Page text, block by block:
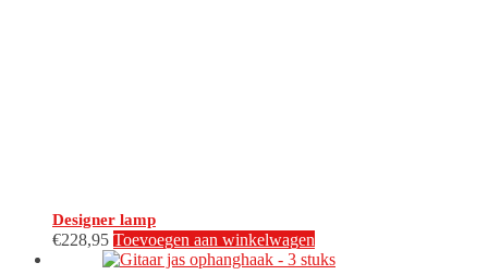
Designer lamp
€228,95 Toevoegen aan winkelwagen